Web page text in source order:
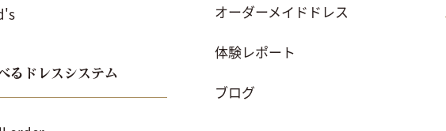
るドレスシステム
オーダーメイドドレス
体験レポート
ブログ